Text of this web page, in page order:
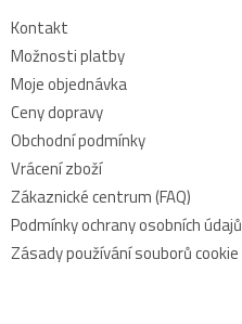
Kontakt
Možnosti platby
Moje objednávka
Ceny dopravy
Obchodní podmínky
Vrácení zboží
Zákaznické centrum (FAQ)
Podmínky ochrany osobních údajů
Zásady používání souborů cookie